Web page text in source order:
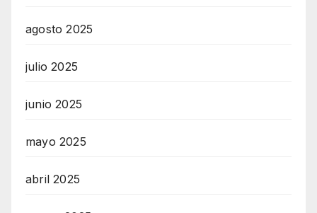
agosto 2025
julio 2025
junio 2025
mayo 2025
abril 2025